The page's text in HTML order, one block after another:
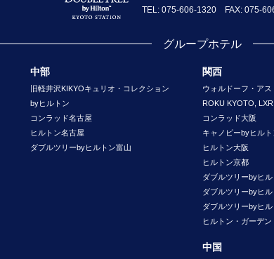
TEL: 075-606-1320 FAX: 075-
グループホテル
中部
旧軽井沢KIKYOキュリオ・コレクション
byヒルトン
コンラッド名古屋
ヒルトン名古屋
ダブルツリーbyヒルトン富山
関西
ウォルドーフ・アス
ROKU KYOTO,
コンラッド大阪
キャノピーbyヒル
ヒルトン大阪
ヒルトン京都
ダブルツリーbyヒ
ダブルツリーbyヒ
ダブルツリーbyヒ
ヒルトン・ガーデ
中国